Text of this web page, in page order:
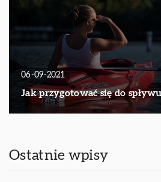
06-09-2021
Jak przygotować się do
Ostatnie wpisy